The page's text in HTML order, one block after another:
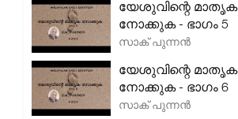
യേശുവിന്റെ മാതൃക
നോക്കുക - ഭാഗം 5
സാക് പുന്നൻ
യേശുവിന്റെ മാതൃക
നോക്കുക - ഭാഗം 6
സാക് പുന്നൻ